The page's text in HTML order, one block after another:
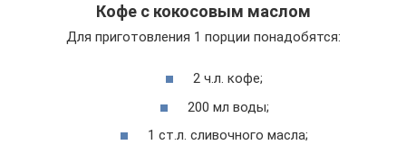
Кофе с кокосовым маслом
Для приготовления 1 порции понадобятся:
2 ч.л. кофе;
200 мл воды;
1 ст.л. сливочного масла;